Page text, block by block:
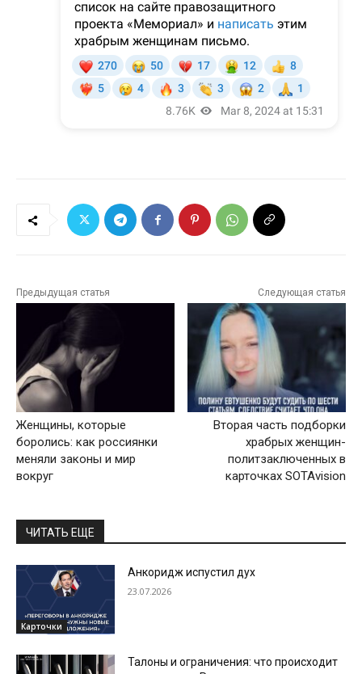
Предыдущая статья
Женщины, которые
боролись: как россиянки
меняли законы и мир
вокруг
Следующая статья
Вторая часть подборки
храбрых женщин-
политзаключенных в
карточках SOTAvision
ЧИТАТЬ ЕЩЕ
Карточки
Анкоридж испустил дух
23.07.2026
Талоны и ограничения: что происходит